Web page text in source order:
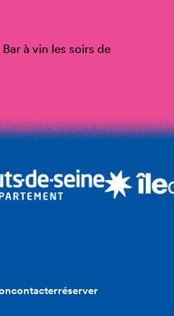
à vin les soirs de
contacterréserver